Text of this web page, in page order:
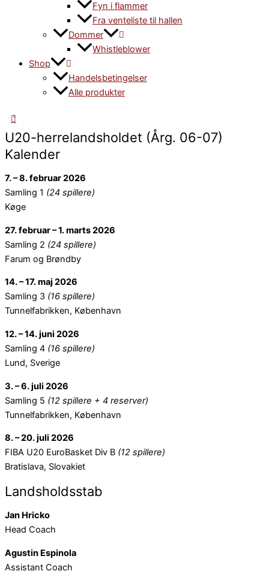
Fyn i flammer
Fra venteliste til hallen
Dommer
Whistleblower
Shop
Handelsbetingelser
Alle produkter
0
U20-herrelandsholdet (Årg. 06-07)
Kalender
7. – 8. februar 2026
Samling 1 (24 spillere)
Køge
27. februar – 1. marts 2026
Samling 2 (24 spillere)
Farum og Brøndby
14. – 17. maj 2026
Samling 3 (16 spillere)
Tunnelfabrikken, København
12. – 14. juni 2026
Samling 4 (16 spillere)
Lund, Sverige
3. – 6. juli 2026
Samling 5 (12 spillere + 4 reserver)
Tunnelfabrikken, København
8. – 20. juli 2026
FIBA U20 EuroBasket Div B (12 spillere)
Bratislava, Slovakiet
Landsholdsstab
Jan Hricko
Head Coach
Agustin Espinola
Assistant Coach